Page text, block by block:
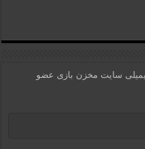
ایمیلی سایت مخزن بازی عضو